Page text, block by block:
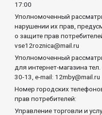
17:00
Уполномоченный
нарушении их прав,
о защите прав
vse12roznica@mail.ru
Уполномоченный
для интернет-магазина
30-13, e-mail: 12mby@mail.ru
Номер городских
прав потребителей:
Управление торговли и